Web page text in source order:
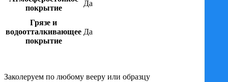
покрытие
Да
Грязе и
водоотталкивающее
покрытие
Да
Заколеруем по любому вееру или образцу